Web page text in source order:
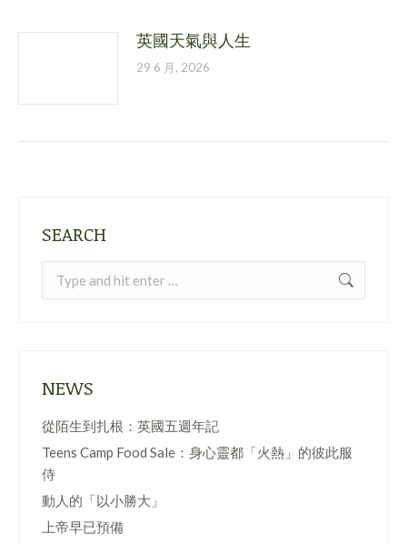
英國天氣與人生
29 6 月, 2026
SEARCH
NEWS
從陌生到扎根：英國五週年記
Teens Camp Food Sale：身心靈都「火熱」的彼此服
侍
動人的「以小勝大」
上帝早已預備